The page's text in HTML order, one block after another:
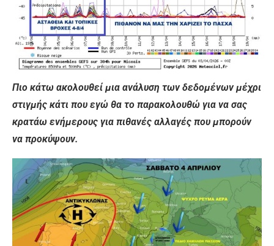
Πιο κάτω ακολουθεί μια ανάλυση των δεδομένων μέχρι
στιγμής κάτι που εγώ θα το παρακολουθώ για να σας
κρατάω ενήμερους για πιθανές αλλαγές που μπορούν
να προκύψουν.